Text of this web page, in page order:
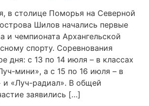
в столице Поморья на Северной
Шилов начались первые
и чемпионата Архангельской
спорту. Соревнования
дня: с 13 по 14 июля – в классах
мини», а с 15 по 16 июля – в
и «Луч-радиал». В общей
заявились […]